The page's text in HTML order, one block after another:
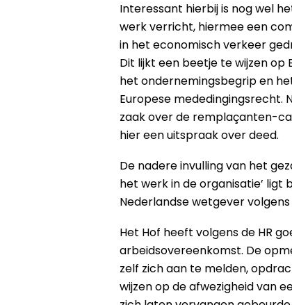
Interessant hierbij is nog wel
werk verricht, hiermee een
in het economisch verkeer
Dit lijkt een beetje te wijzen op
het ondernemingsbegrip en
Europese mededingingsrecht.
zaak over de remplaçanten-
hier een uitspraak over deed.
De nadere invulling van het
het werk in de organisatie’ ligt
Nederlandse wetgever
Het Hof heeft volgens de HR
arbeidsovereenkomst. De
zelf zich aan te melden,
wijzen op de afwezigheid van